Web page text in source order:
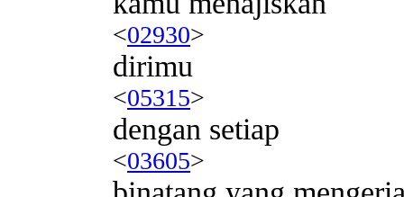
<02930>
dirimu
<05315>
dengan setiap
<03605>